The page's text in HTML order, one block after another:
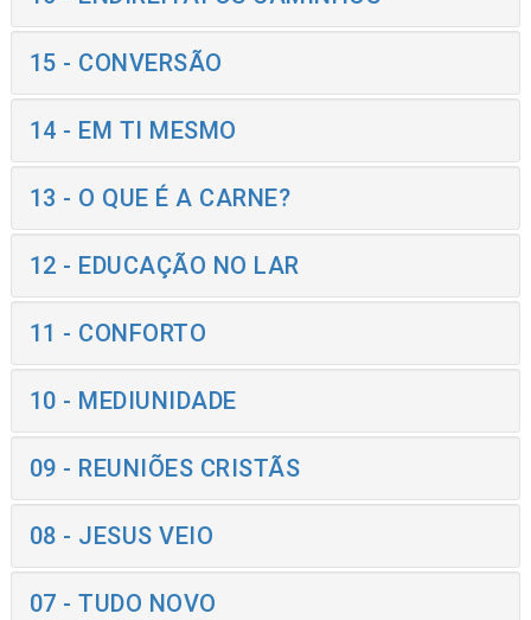
15 - CONVERSÃO
14 - EM TI MESMO
13 - O QUE É A CARNE?
12 - EDUCAÇÃO NO LAR
11 - CONFORTO
10 - MEDIUNIDADE
09 - REUNIÕES CRISTÃS
08 - JESUS VEIO
07 - TUDO NOVO